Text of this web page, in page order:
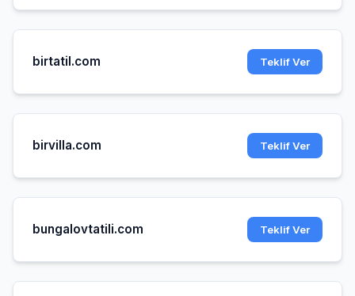
birtatil.com Teklif Ver
birvilla.com Teklif Ver
bungalovtatili.com Teklif Ver